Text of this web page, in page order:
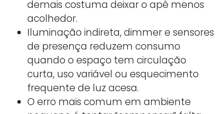
demais costuma deixar o apê menos
acolhedor.
Iluminação indireta, dimmer e sensores
de presença reduzem consumo
quando o espaço tem circulação
curta, uso variável ou esquecimento
frequente de luz acesa.
O erro mais comum em ambiente